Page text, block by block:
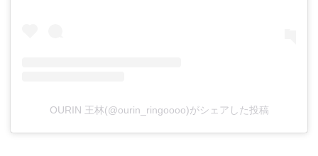
OURIN 王林(@ourin_ringoooo)がシェアした投稿